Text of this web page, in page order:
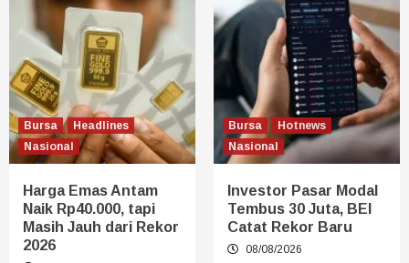
Bursa
Headlines
Nasional
Harga Emas Antam
Naik Rp40.000, tapi
Masih Jauh dari Rekor
2026
Bursa
Hotnews
Nasional
Investor Pasar Modal
Tembus 30 Juta, BEI
Catat Rekor Baru
08/08/2026